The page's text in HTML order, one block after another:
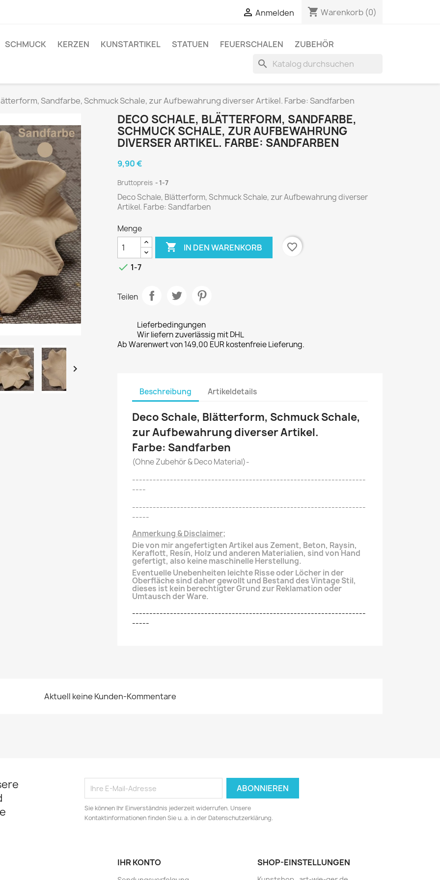
 Anmelden shopping_cart Warenkorb (0)
SCHMUCK KERZEN KUNSTARTIKEL STATUEN FEUERSCHALEN ZUBEHÖR
search
Sandfarbe, Schmuck Schale, zur Aufbewahrung diverser Artikel. Farbe: Sandfarben

DECO SCHALE, BLÄTTERFORM, SANDFARBE,
SCHMUCK SCHALE, ZUR AUFBEWAHRUNG
DIVERSER ARTIKEL. FARBE: SANDFARBEN
9,90 €
Bruttopreis 1-7
Deco Schale, Blätterform, Schmuck Schale, zur Aufbewahrung diverser
Artikel. Farbe: Sandfarben
Menge
 IN DEN WARENKORB
favorite_border
 1-7
Teilen
Lieferbedingungen
Wir liefern zuverlässig mit DHL
Ab Warenwert von 149,00 EUR kostenfreie Lieferung.
Beschreibung Artikeldetails
Deco Schale, Blätterform, Schmuck Schale,
zur Aufbewahrung diverser Artikel.
Farbe: Sandfarben
(Ohne Zubehör & Deco Material)-
--------------------------------------------------------------------
----
--------------------------------------------------------------------
-----
Anmerkung & Disclaimer;
Die von mir angefertigten Artikel aus Zement, Beton, Raysin,
Keraflott, Resin, Holz und anderen Materialien, sind von Hand
gefertigt, also keine maschinelle Herstellung.
Eventuelle Unebenheiten leichte Risse oder Löcher in der
Oberflächesind daher gewollt und Bestand des Vintage Stil,
dieses ist kein berechtigterGrund zur Reklamation oder
Umtausch der Ware.
--------------------------------------------------------------------
-----
Aktuell keine Kunden-Kommentare
Sie können Ihr Einverständnis jederzeit widerrufen. Unsere
Kontaktinformationen finden Sie u. a. in der Datenschutzerklärung.
IHR KONTO SHOP-EINSTELLUNGEN